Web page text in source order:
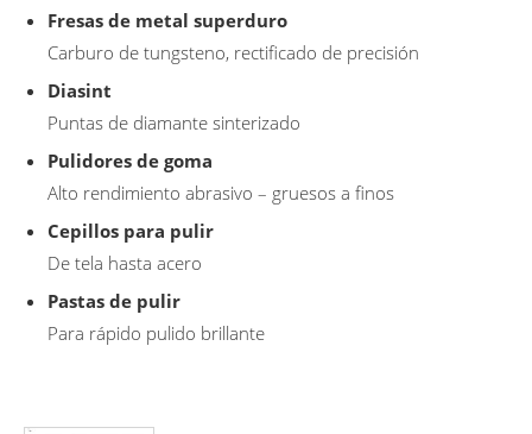
Fresas de metal superduro
Carburo de tungsteno, rectificado de precisión
Diasint
Puntas de diamante sinterizado
Pulidores de goma
Alto rendimiento abrasivo – gruesos a finos
Cepillos para pulir
De tela hasta acero
Pastas de pulir
Para rápido pulido brillante